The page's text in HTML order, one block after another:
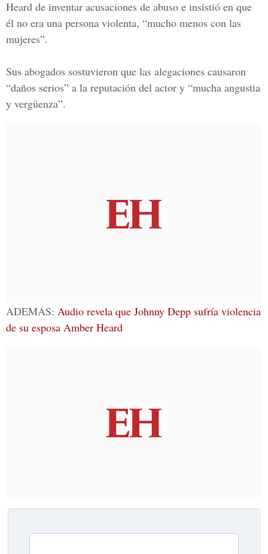
Heard de inventar acusaciones de abuso e insistió en que
él no era una persona violenta, “mucho menos con las
mujeres”.
Sus abogados sostuvieron que las alegaciones causaron
“daños serios” a la reputación del actor y “mucha angustia
y vergüenza”.
ADEMÁS: Audio revela que Johnny Depp sufría violencia
de su esposa Amber Heard